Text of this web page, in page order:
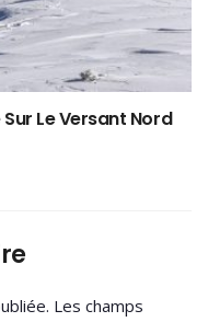
Le Versant Nord
Les champs